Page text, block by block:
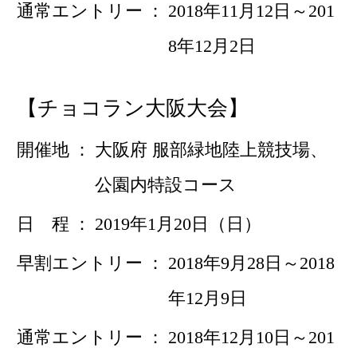
通常エントリー
2018年11月12日～201
8年12月2日
【チョコラン大阪大会】
開催地
大阪府 服部緑地陸上競技場、
公園内特設コース
日 程
2019年1月20日（日）
早割エントリー
2018年9月28日～2018
年12月9日
通常エントリー
2018年12月10日～201